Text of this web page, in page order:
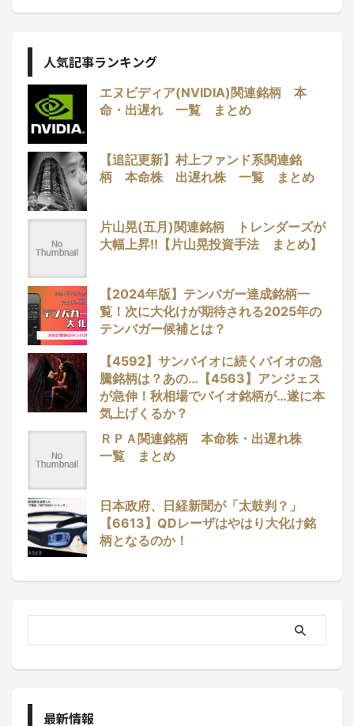
人気記事ランキング
エヌビディア(NVIDIA)関連銘柄 本
命・出遅れ 一覧 まとめ
【追記更新】村上ファンド系関連銘
柄 本命株 出遅れ株 一覧 まとめ
片山晃(五月)関連銘柄 トレンダーズが
大幅上昇!!【片山晃投資手法 まとめ】
【2024年版】テンバガー達成銘柄一
覧！次に大化けが期待される2025年の
テンバガー候補とは？
【4592】サンバイオに続くバイオの急
騰銘柄は？あの…【4563】アンジェス
が急伸！秋相場でバイオ銘柄が…遂に本
気上げくるか？
ＲＰＡ関連銘柄 本命株・出遅れ株
一覧 まとめ
日本政府、日経新聞が「太鼓判？」
【6613】QDレーザはやはり大化け銘
柄となるのか！
最新情報